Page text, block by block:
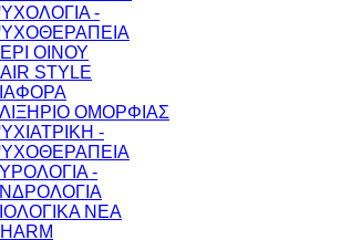
-
ΟΙΝΟΥ
STYLE
ΟΜΟΡΦΙΑΣ
-
-
ΝΕΑ